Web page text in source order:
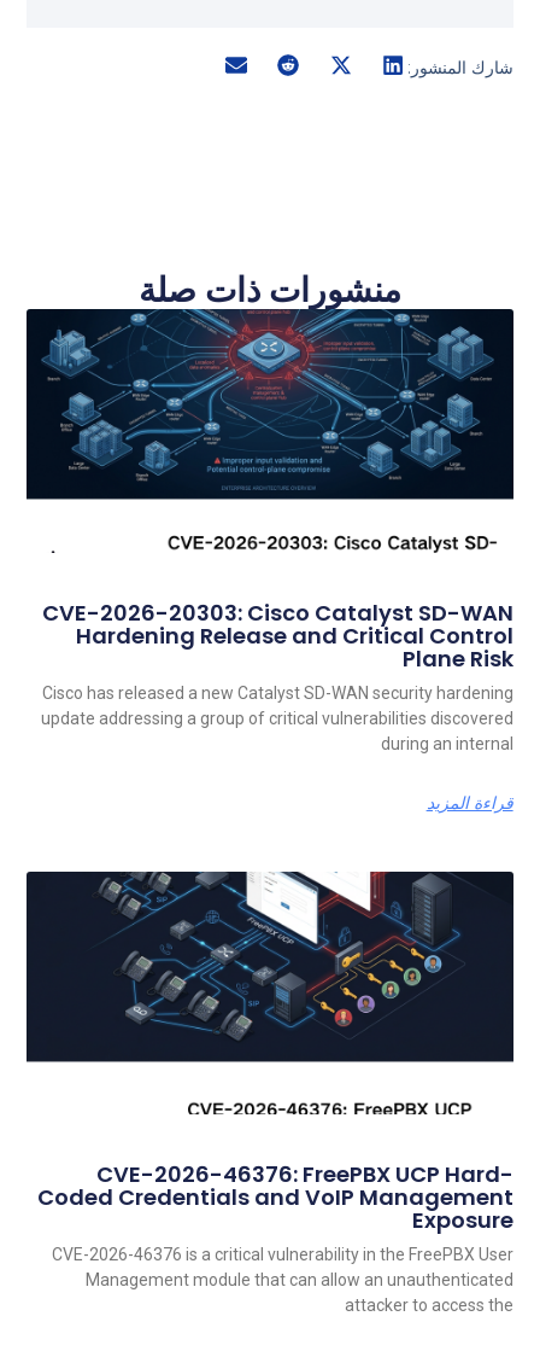
شارك المنشور:
منشورات ذات صلة
CVE-2026-20303: Cisco Catalyst SD-WAN
Hardening Release and Critical Control
Plane Risk
Cisco has released a new Catalyst SD-WAN security hardening
update addressing a group of critical vulnerabilities discovered
during an internal
قراءة المزيد
CVE-2026-46376: FreePBX UCP Hard-
Coded Credentials and VoIP Management
Exposure
CVE-2026-46376 is a critical vulnerability in the FreePBX User
Management module that can allow an unauthenticated
attacker to access the